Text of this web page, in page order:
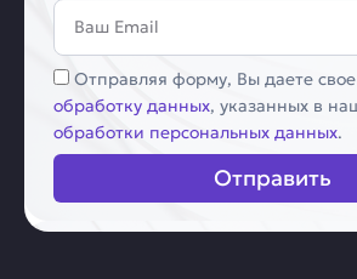
Email
Соглашение
Отправляя форму, Вы даете свое
обработку данных, указанных в
обработки персональных данных.
Отправить